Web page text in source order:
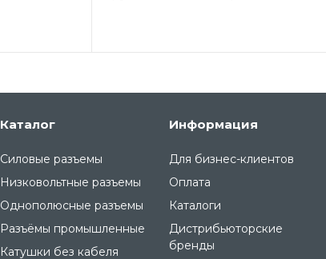
Каталог
Силовые разъемы
Низковольтные разъемы
Однополюсные разъемы
Разъёмы промышленные
Катушки без кабеля
Информация
Для бизнес-клиентов
Оплата
Каталоги
Дистрибьюторские
бренды